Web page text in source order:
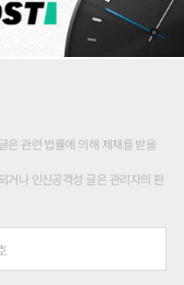
은 관련 법률에 의해 제재를 받을
거나 인신공격성 글은 관리자의 판